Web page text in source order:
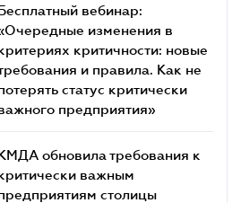
вебинар:
изменения в
критичности: новые
и правила. Как не
статус критически
предприятия»
обновила требования к
важным
столицы